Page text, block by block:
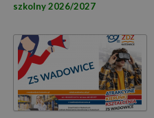
szkolny 2026/2027